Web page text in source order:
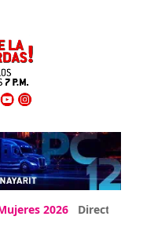
2026 Directorio Expo